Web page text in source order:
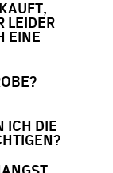
LEIDER
EINE
ICH DIE